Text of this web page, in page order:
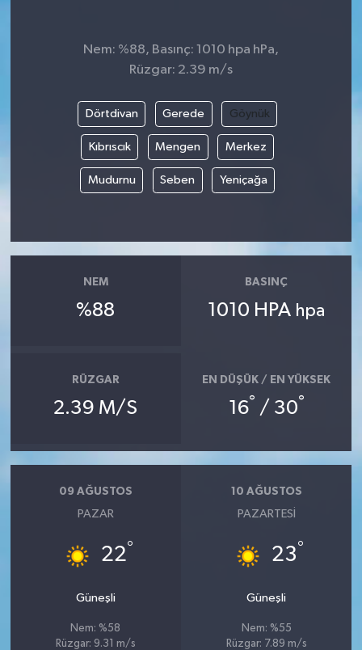
Nem: %88, Basınç: 1010 hpa hPa,
Rüzgar: 2.39 m/s
Dörtdivan Gerede Göynük
Kıbrıscık Mengen Merkez
Mudurnu Seben Yeniçağa
NEM
%88
BASINÇ
1010 HPA hpa
RÜZGAR
2.39 M/S
EN DÜŞÜK / EN YÜKSEK
16° / 30°
09 AĞUSTOS
PAZAR
22°
Güneşli
Nem: %58
Rüzgar: 9.31 m/s
10 AĞUSTOS
PAZARTESI
23°
Güneşli
Nem: %55
Rüzgar: 7.89 m/s